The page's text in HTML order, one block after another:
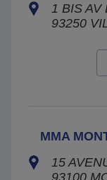
1 BIS AV
93250
MMA
15
93100